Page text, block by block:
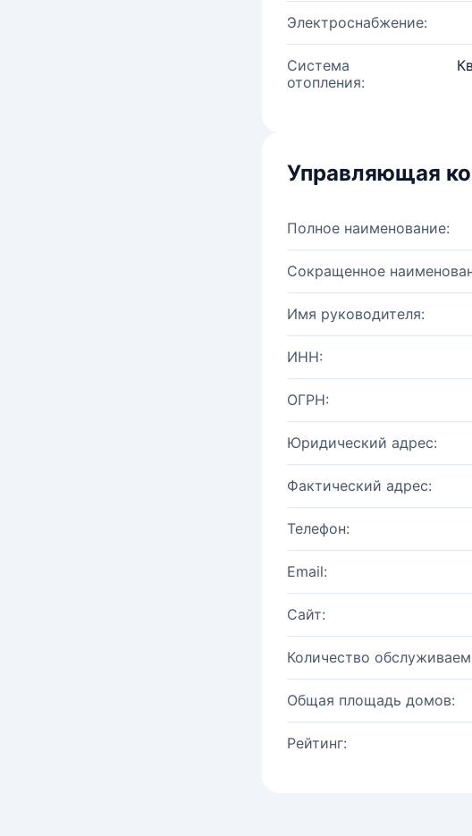
Электроснабжение:
Система
отопления:
Управляющая
Полное наименование:
Сокращенное
Имя руководителя:
ИНН:
ОГРН:
Юридический адрес:
Фактический адрес:
Телефон:
Email:
Сайт:
Количество
Общая площадь домов:
Рейтинг: